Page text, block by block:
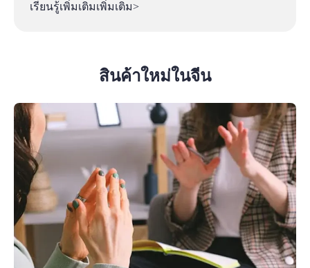
เรียนรู้เพิ่มเติมเพิ่มเติม>
สินค้าใหม่ในจีน